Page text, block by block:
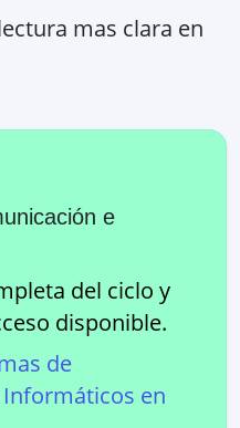
mas clara en
e
del ciclo y
disponible.
de
en